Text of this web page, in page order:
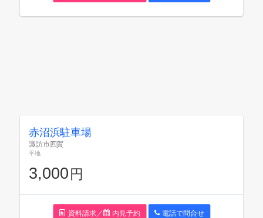
赤沼浜駐車場
諏訪市四賀
平地
3,000円
資料請求／ 内見予約 電話で問合せ